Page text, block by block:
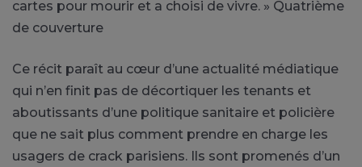
cartes pour mourir et a choisi de vivre. » Quatrième
de couverture
Ce récit paraît au cœur d’une actualité médiatique
qui n’en finit pas de décortiquer les tenants et
aboutissants d’une politique sanitaire et policière
que ne sait plus comment prendre en charge les
usagers de crack parisiens. Ils sont promenés d’un